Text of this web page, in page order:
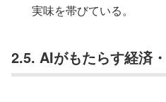
実味を帯びている。
2.5. AIがもたらす経済